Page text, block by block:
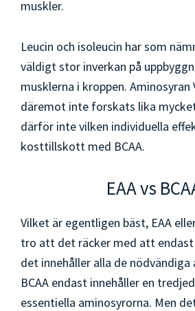
muskler.
Leucin och isoleucin har som
väldigt stor inverkan på
musklerna i kroppen. Aminosyran
däremot inte forskats lika
därför inte vilken individuella
kosttillskott med BCAA.
EAA vs
Vilket är egentligen bäst, EAA
tro att det räcker med att endast
det innehåller alla de nödvändiga
BCAA endast innehåller en
essentiella aminosyrorna. Men